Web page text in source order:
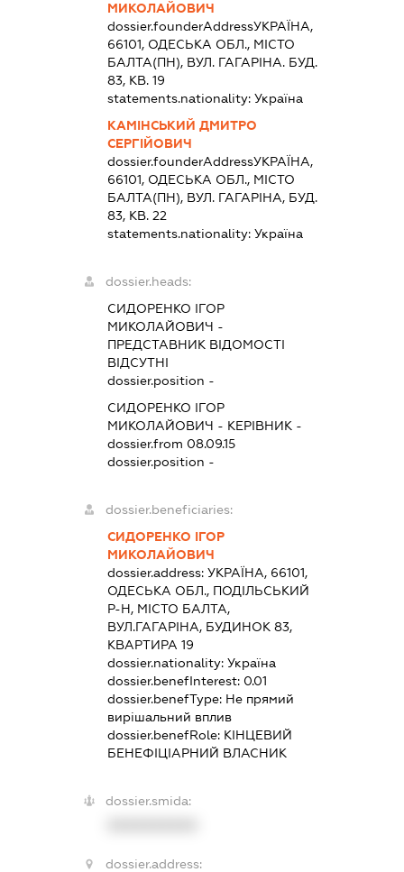
МИКОЛАЙОВИЧ
dossier.founderAddressУКРАЇНА,
66101, ОДЕСЬКА ОБЛ., МІСТО
БАЛТА(ПН), ВУЛ. ГАГАРІНА. БУД.
83, КВ. 19
statements.nationality: Україна
КАМІНСЬКИЙ ДМИТРО
СЕРГІЙОВИЧ
dossier.founderAddressУКРАЇНА,
66101, ОДЕСЬКА ОБЛ., МІСТО
БАЛТА(ПН), ВУЛ. ГАГАРІНА, БУД.
83, КВ. 22
statements.nationality: Україна
dossier.heads:
СИДОРЕНКО ІГОР
МИКОЛАЙОВИЧ -
ПРЕДСТАВНИКВІДОМОСТІ
ВІДСУТНІ
dossier.position -
СИДОРЕНКО ІГОР
МИКОЛАЙОВИЧ - КЕРІВНИК-
dossier.from 08.09.15
dossier.position -
dossier.beneficiaries:
СИДОРЕНКО ІГОР
МИКОЛАЙОВИЧ
dossier.address: УКРАЇНА, 66101,
ОДЕСЬКА ОБЛ., ПОДІЛЬСЬКИЙ
Р-Н, МІСТО БАЛТА,
ВУЛ.ГАГАРІНА, БУДИНОК 83,
КВАРТИРА 19
dossier.nationality: Україна
dossier.benefInterest: 0.01
dossier.benefType: Не прямий
вирішальний вплив
dossier.benefRole: КІНЦЕВИЙ
БЕНЕФІЦІАРНИЙ ВЛАСНИК
dossier.smida:
dossier.address: